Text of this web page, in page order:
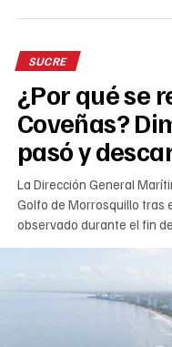
SUCRE
¿Por qué se
Coveñas?
pasó y
La Dirección General
Golfo de Morrosquillo tras
observado durante el fin